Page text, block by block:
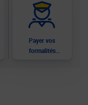
Payer vos
formalités